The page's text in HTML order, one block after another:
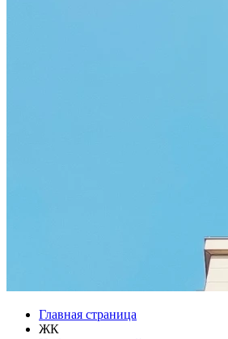
Главная страница
ЖК